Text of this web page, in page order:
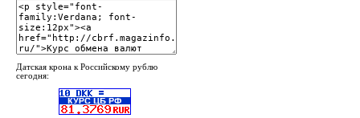
Датская крона к Российскому рублю
сегодня: